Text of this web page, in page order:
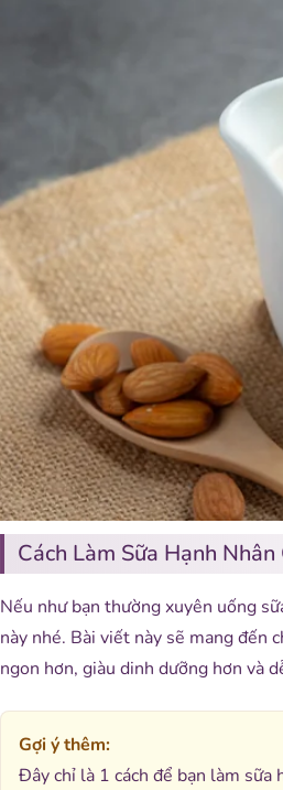
Jung Hạt tin dùng
Dụng cụ và nguyên liệu
Danh sách Jung Hạt chọn lọc
Cách Làm Sữa Hạnh
Nếu như bạn thường xuyên uống
này nhé. Bài viết này sẽ mang đến
ngon hơn, giàu dinh dưỡng hơn và
Gợi ý thêm:
Đây chỉ là 1 cách để bạn làm sữa